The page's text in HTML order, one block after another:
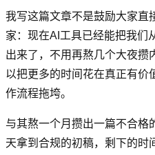
我写这篇文章不是鼓励大家直
家：现在AI工具已经能把我们
出来了，不用再熬几个大夜攒
以把更多的时间花在真正有价
作流程拖垮。
与其熬一个月攒出一篇不合格
天拿到合规的初稿，剩下的时